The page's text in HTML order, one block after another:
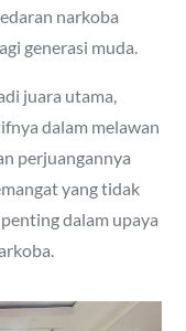
narkoba
generasi muda.
juara utama,
dalam melawan
perjuangannya
yang tidak
dalam upaya